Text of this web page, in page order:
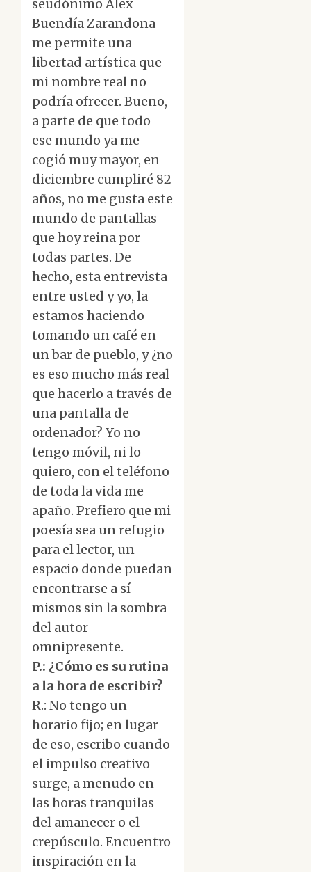
seudónimo Alex
Buendía Zarandona
me permite una
libertad artística que
mi nombre real no
podría ofrecer. Bueno,
a parte de que todo
ese mundo ya me
cogió muy mayor, en
diciembre cumpliré 82
años, no me gusta este
mundo de pantallas
que hoy reina por
todas partes. De
hecho, esta entrevista
entre usted y yo, la
estamos haciendo
tomando un café en
un bar de pueblo, y ¿no
es eso mucho más real
que hacerlo a través de
una pantalla de
ordenador? Yo no
tengo móvil, ni lo
quiero, con el teléfono
de toda la vida me
apaño. Prefiero que mi
poesía sea un refugio
para el lector, un
espacio donde puedan
encontrarse a sí
mismos sin la sombra
del autor
omnipresente.
P.: ¿Cómo es su rutina
a la hora de escribir?
R.: No tengo un
horario fijo; en lugar
de eso, escribo cuando
el impulso creativo
surge, a menudo en
las horas tranquilas
del amanecer o el
crepúsculo. Encuentro
inspiración en la